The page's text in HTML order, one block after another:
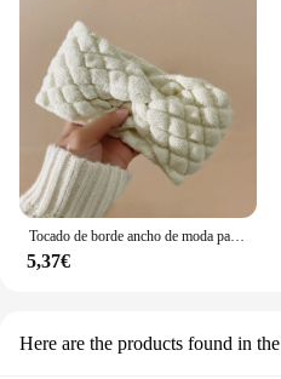
Tocado de borde ancho de moda para mujer, estilo de palo de pan versátil, accesorios para el cabello, sombrero cálido, bufanda, tocado a granel, Otoño e Invierno
5,37€
Here are the products found in the